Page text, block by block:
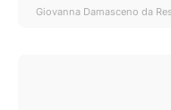
Giovanna Damasceno da